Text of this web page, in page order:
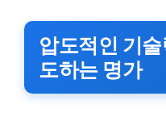
압도적인 기
도하는 명가